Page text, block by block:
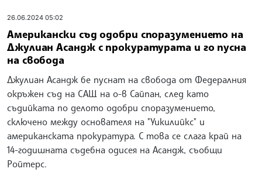
26.06.2024 05:02
Американски съд одобри споразумението на
Джулиан Асандж с прокуратурата и го пусна
на свобода
Джулиан Асандж бе пуснат на свобода от Федералния
окръжен съд на САЩ на о-в Сайпан, след като
съдийката по делото одобри споразумението,
сключено между основателя на "Уикилийкс" и
американската прокуратура. С това се слага край на
14-годишната съдебна одисея на Асандж, съобщи
Ройтерс.